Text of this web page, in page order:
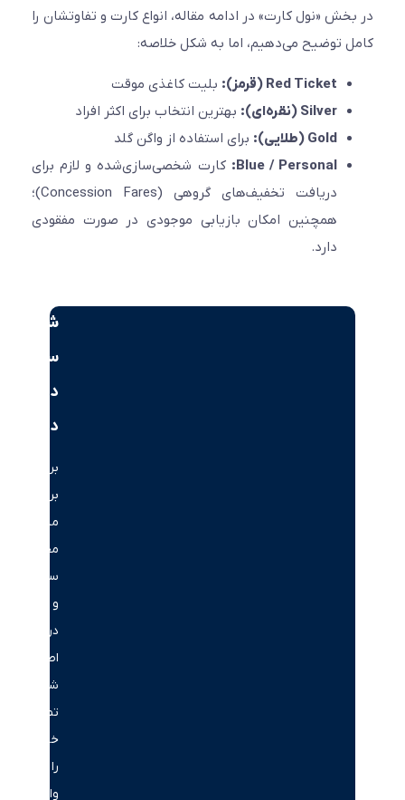
«نول کارت» در ادامه مقاله، انواع کارت و تفاوتشان را
توضیح می‌دهیم، اما به شکل خلاصه:
Red Ticket (قرمز):
بلیت کاغذی موقت
بهترین انتخاب برای اکثر افراد
برای استفاده از واگن گلد
Blue / Personal: کارت شخصی‌سازی‌شده و لازم برای
دریافت تخفیف‌های گروهی (Concession Fares)؛
همچنین امکان بازیابی موجودی در صورت مفقودی
سرمایه‌گذاری
سرمایه‌گذاری